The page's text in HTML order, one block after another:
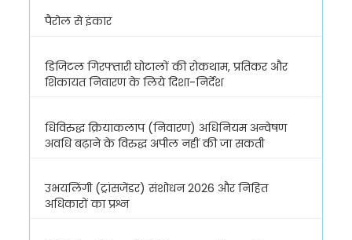
पैरोल से इंकार
डिजिटल गिरफ्तारी घोटालों की रोकथाम, प्रतिकर और
शिकायत निवारण के लिये दिशा-निर्देश
धिविरुद्ध क्रियाकलाप (निवारण) अधिनियम अन्वेषण
अवधि बढ़ाने के विरुद्ध अपील नहीं की जा सकती
उभयलिंगी (ट्रांसजेंडर) संशोधन 2026 और निहित
अधिकारों का प्रश्न